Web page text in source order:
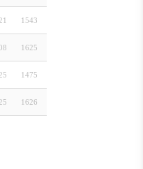
마쵸역 하마초 운동장
1543
브아리나 1830-2130
1625
마쵸역 하마초 운동장
1475
(月島駅 佃中学校)
1626